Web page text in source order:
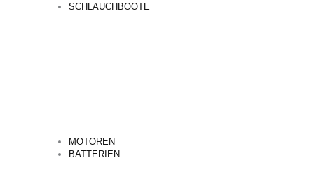
SCHLAUCHBOOTE
MOTOREN
BATTERIEN